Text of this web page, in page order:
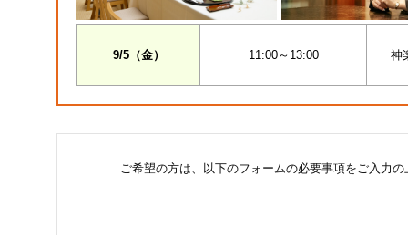
9/5（金） 11:00～13:00 神